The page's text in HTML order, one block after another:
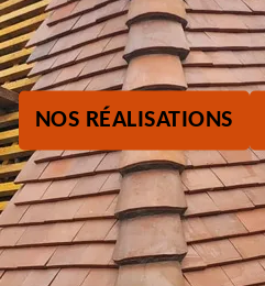
NOS RÉALISATIONS